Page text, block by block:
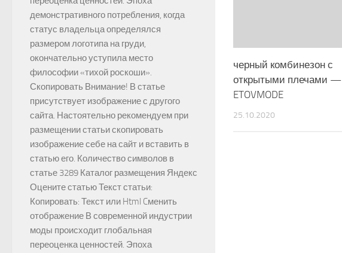
черный комбинезон с
открытыми плечами —
ETOVMODE
25.10.2020
демонстративного потребления, когда
статус владельца определялся
размером логотипа на груди,
окончательно уступила место
философии «тихой роскоши».
Скопировать Внимание! В статье
присутствует изображение с другого
сайта. Настоятельно рекомендуем при
размещении статьи скопировать
изображение себе на сайт и вставить в
статью его. Количество символов в
статье 3289 Каталог размещения Яндекс
Оцените статью Текст статьи:
Копировать: Текст или Html Cменить
отображение В современной индустрии
моды происходит глобальная
переоценка ценностей. Эпоха